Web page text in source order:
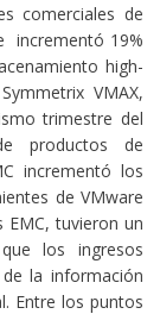
comerciales de
incrementó 19%
high-
VMAX,
trimestre del
productos de
incrementó los
de VMware
EMC, tuvieron un
los ingresos
la información
Entre los puntos